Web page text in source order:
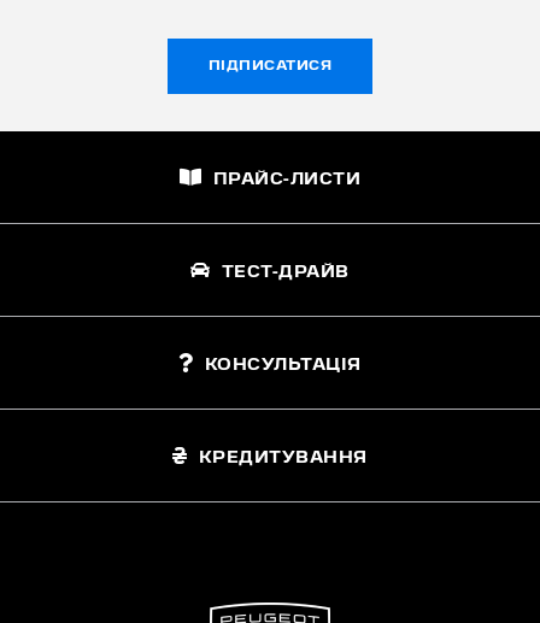
ПІДПИСАТИСЯ
ПРАЙС-ЛИСТИ
ТЕСТ-ДРАЙВ
КОНСУЛЬТАЦІЯ
КРЕДИТУВАННЯ